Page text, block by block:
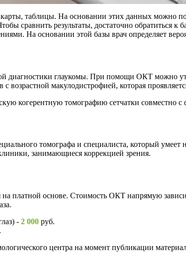
таблицы. На основании этих данных можно
сравнить результаты, достаточно обратиться
На основании этой базы врач определяет
диагностики глаукомы. При помощи ОКТ можно
макулодистрофией, которая
когерентную томографию сетчатки совместно с
томографа и специалиста, который
занимающиеся коррекцией зрения.
платной основе. Стоимость ОКТ напрямую
- 2 000 руб.
центра на момент публикации